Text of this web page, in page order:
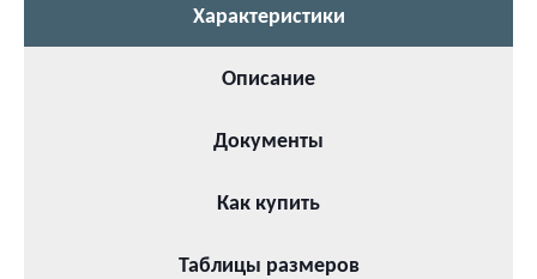
Характеристики
Описание
Документы
Как купить
Таблицы размеров